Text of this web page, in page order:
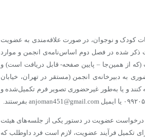
کودک و نوجوان، در صورت علاقه‌مندی به عضویت
ذکر شده در فصل دوم اساس‌نامه‌ی انجمن و موارد
از همین‌جا – پایین صفحه- قابل دریافت است) و
به ‌دبیرخانه‌ی انجمن (مستقر در تهران، خیابان
مفتح و موسوی(فرصت)، بن‌بست پروانه، شماره‌ی ۲) ارائه کنند و یا به‌طور غیرحضوری تصویر فرم تکمیل‌شده و
عضویت در دستور یکی از جلسه‌های هیئت
تکمیل فرآیند عضویت، لازم است فرد داوطلب که